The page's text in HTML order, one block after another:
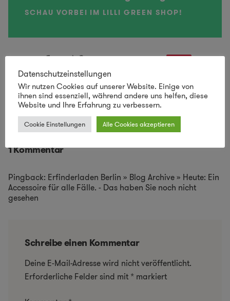
SCHAU VORBEI IM LILLI GREEN SHOP!
Holz Mobiltelefon
1 Kommentar
Pingback: Erfinderladen Berlin » Blog Archive » Heute: Ein
Accessoire für alle Fälle. - Das haben Sie noch nicht
gesehen
Schreibe einen Kommentar
Deine E-Mail-Adresse wird nicht veröffentlicht.
Erforderliche Felder sind mit * markiert
Datenschutzeinstellungen
Wir nutzen Cookies auf unserer Website. Einige von
ihnen sind essenziell, während andere uns helfen, diese
Website und Ihre Erfahrung zu verbessern.
Cookie Einstellungen Alle Cookies akzeptieren